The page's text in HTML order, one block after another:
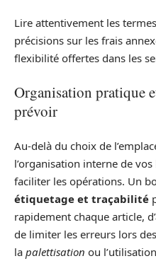
Lire attentivement les
précisions sur les frais
flexibilité offertes dans les
Organisation pratique
prévoir
Au-delà du choix de
l’organisation interne de
faciliter les opérations. Un
étiquetage et traçabilité
rapidement chaque article,
de limiter les erreurs lors
la palettisation ou